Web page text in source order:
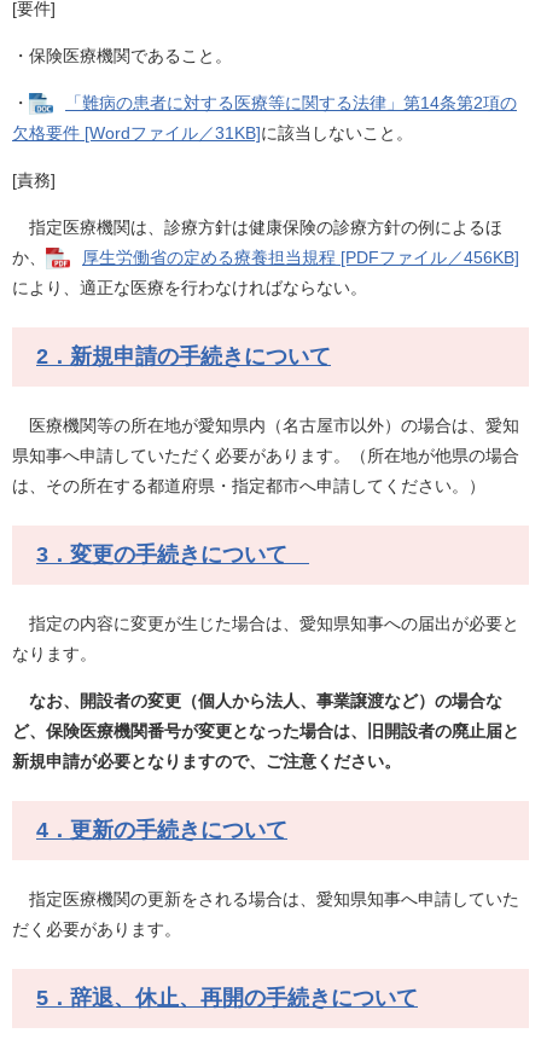
[要件]
・保険医療機関であること。
・
「難病の患者に対する医療等に関する法律」第14条第2項の
欠格要件 [Wordファイル／31KB]に該当しないこと。
[責務]
指定医療機関は、診療方針は健康保険の診療方針の例によるほ
か、
厚生労働省の定める療養担当規程 [PDFファイル／456KB]
により、適正な医療を行わなければならない。
2．新規申請の手続きについて
医療機関等の所在地が愛知県内（名古屋市以外）の場合は、愛知
県知事へ申請していただく必要があります。（所在地が他県の場合
は、その所在する都道府県・指定都市へ申請してください。）
3．変更の手続きについて
指定の内容に変更が生じた場合は、愛知県知事への届出が必要と
なります。
なお、開設者の変更（個人から法人、事業譲渡など）の場合な
ど、保険医療機関番号が変更となった場合は、旧開設者の廃止届と
新規申請が必要となりますので、ご注意ください。
4．更新の手続きについて
指定医療機関の更新をされる場合は、愛知県知事へ申請していた
だく必要があります。
5．辞退、休止、再開の手続きについて